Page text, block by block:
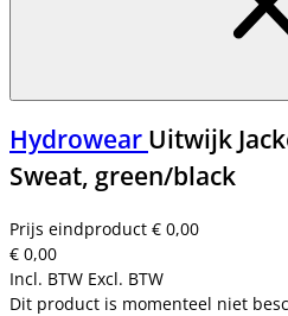
Hydrowear Uitwijk
Sweat, green/black
Prijs eindproduct € 0,00
€ 0,00
Incl. BTW Excl. BTW
Dit product is momenteel niet